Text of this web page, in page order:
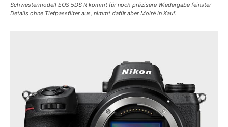
Schwestermodell EOS 5DS R kommt für noch präzisere Wiedergabe feinster
Details ohne Tiefpassfilter aus, nimmt dafür aber Moiré in Kauf.